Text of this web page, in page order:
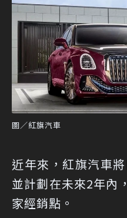
圖／紅旗汽車
近年來，紅旗汽車
並計劃在未來2年內
家經銷點。